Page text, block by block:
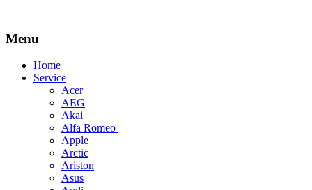
Menu
Skip
Home
Service
Acer
AEG
Akai
Alfa Romeo
Apple
Arctic
Ariston
Asus